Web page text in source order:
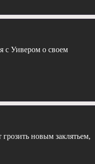
с Уивером о своем
новым заклятьем,